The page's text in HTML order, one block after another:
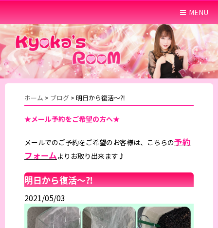
MENU
ホーム > ブログ > 明日から復活〜⁈
★メール予約をご希望の方へ★
メールでのご予約をご希望のお客様は、こちらの予約
フォームよりお取り出来ます♪
明日から復活〜⁈
2021/05/03